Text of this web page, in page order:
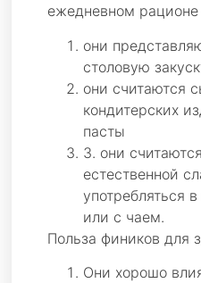
ежедневном
они
столовую
они считаются
кондитерских
пасты
3. они
естественной
употребляться
или с чаем.
Польза фиников для
Они хорошо